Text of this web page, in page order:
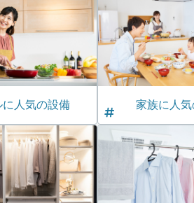
に人気の設備 家族に人